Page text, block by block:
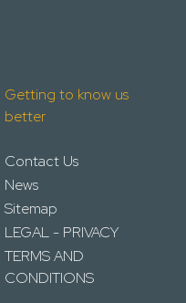
Getting to know us
better
Contact Us
News
Sitemap
LEGAL - PRIVACY
TERMS AND
CONDITIONS